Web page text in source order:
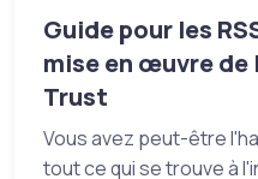
Guide pour les
mise en œuvre
Trust
Vous avez peut-être
tout ce qui se trouve à